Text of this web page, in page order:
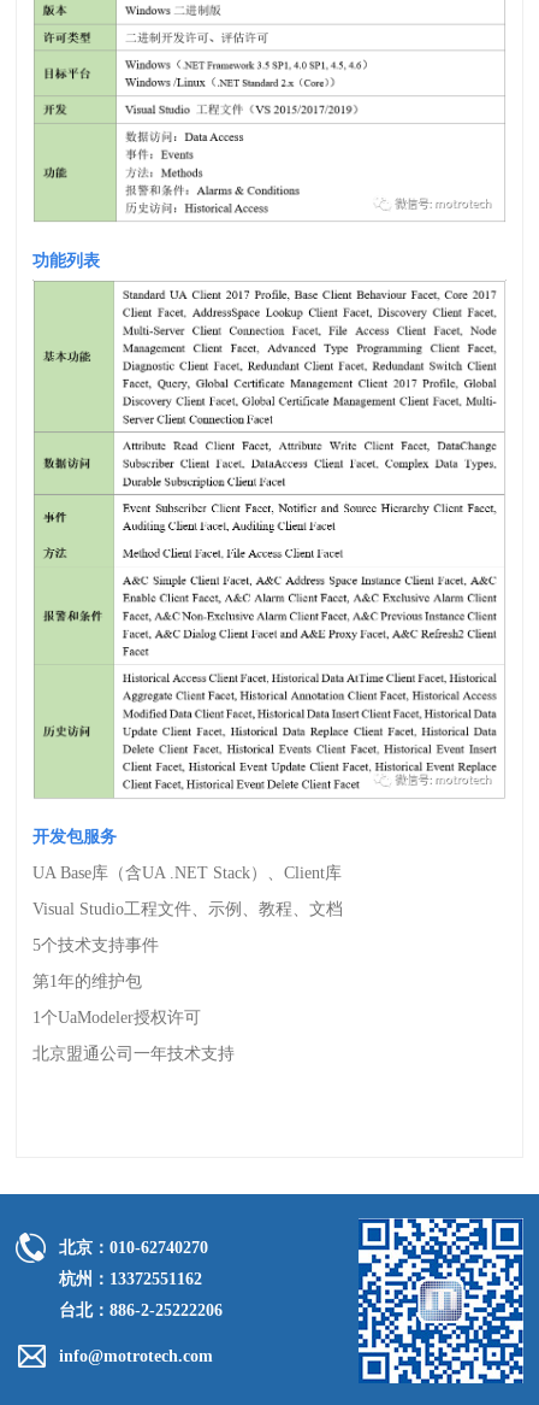
功能列表
开发包服务
UA Base库（含UA .NET Stack）、Client库
Visual Studio工程文件、示例、教程、文档
5个技术支持事件
第1年的维护包
1个UaModeler授权许可
北京盟通公司一年技术支持
北京：010-62740270
杭州：13372551162
台北：886-2-25222206
info@motrotech.com